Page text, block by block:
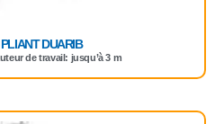
DUARIB
de travail: jusqu’à 3 m